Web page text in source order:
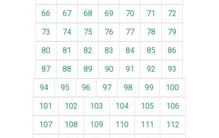
66
67 68 69 70 71
72
73
74 75 76 77 78
79
80
81 82 83 84 85
86
87
88 89 90 91 92
93
94
95 96 97 98 99
100
101
102 103 104 105
106
107
108 109 110 111
112